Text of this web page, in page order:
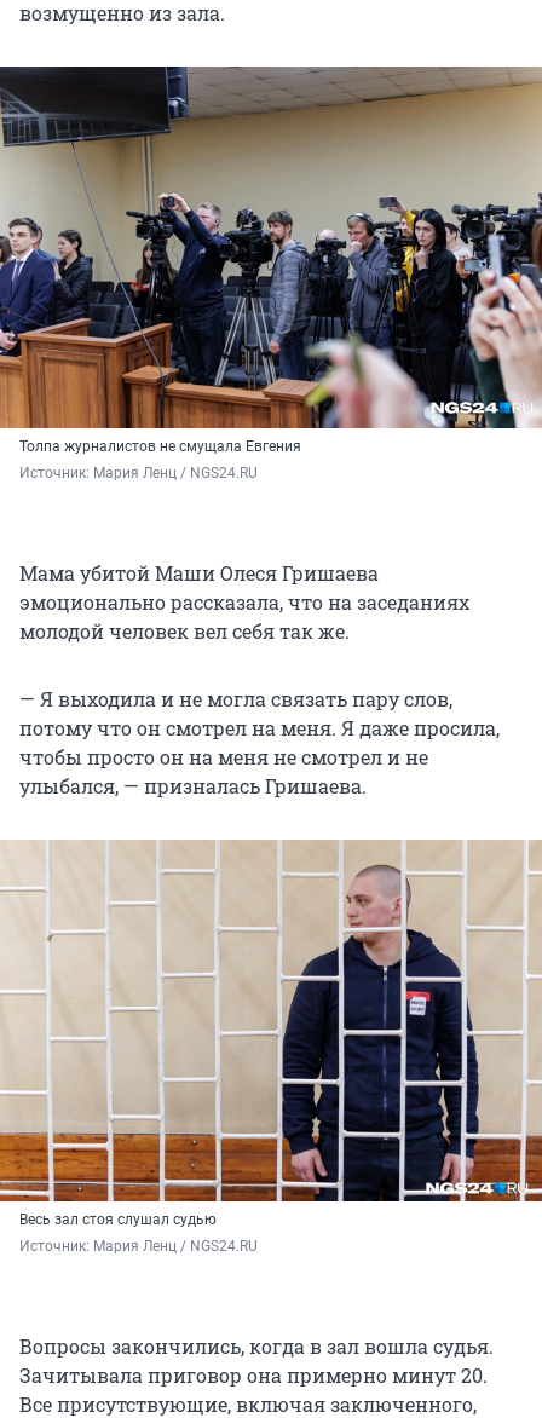
возмущенно из зала.
Толпа журналистов не смущала Евгения
Источник: Мария Ленц / NGS24.RU
Мама убитой Маши Олеся Гришаева
эмоционально рассказала, что на заседаниях
молодой человек вел себя так же.
— Я выходила и не могла связать пару слов,
потому что он смотрел на меня. Я даже просила,
чтобы просто он на меня не смотрел и не
улыбался, — призналась Гришаева.
Весь зал стоя слушал судью
Источник: Мария Ленц / NGS24.RU
Вопросы закончились, когда в зал вошла судья.
Зачитывала приговор она примерно минут 20.
Все присутствующие, включая заключенного,